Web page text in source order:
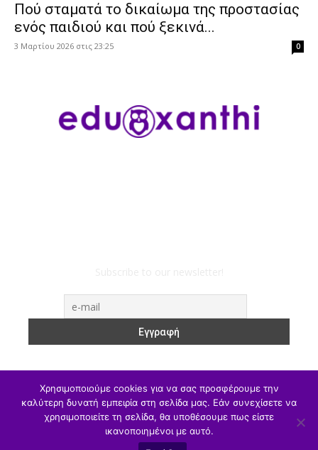
Πού σταματά το δικαίωμα της προστασίας
ενός παιδιού και πού ξεκινά...
3 Μαρτίου 2026 στις 23:25 0
ΥΠΑΙΘΑ Υπηρεσιακά Α/θμια Β/θμια
Γ/θμια
Θέσεις Εργασίας
Αθλητισμός
Χρησιμοποιούμε cookies για να σας προσφέρουμε την
καλύτερη δυνατή εμπειρία στη σελίδα μας. Εάν συνεχίσετε να
χρησιμοποιείτε τη σελίδα, θα υποθέσουμε πως είστε
ικανοποιημένοι με αυτό.